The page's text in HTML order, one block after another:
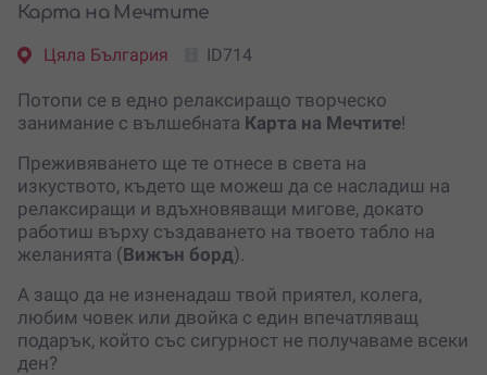
Карта на Мечтите
Цяла България ID714
Потопи се в едно релаксиращо творческо
занимание с вълшебната Карта на Мечтите!
Преживяването ще те отнесе в света на
изкуството, където ще можеш да се насладиш на
релаксиращи и вдъхновяващи мигове, докато
работиш върху създаването на твоето табло на
желанията (Вижън борд).
А защо да не изненадаш твой приятел, колега,
любим човек или двойка с един впечатляващ
подарък, който със сигурност не получаваме всеки
ден?